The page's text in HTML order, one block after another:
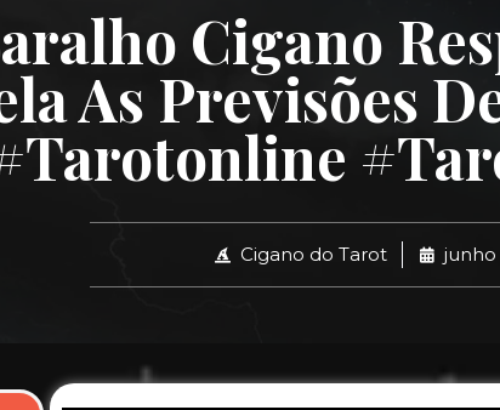
Cigano
As Previsões
Cigano do Tarot junho